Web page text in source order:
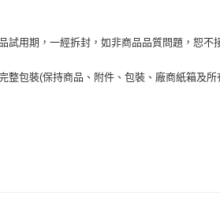
試用期，一經拆封，如非商品品質問題，恕不
整包裝(保持商品、附件、包裝、廠商紙箱及